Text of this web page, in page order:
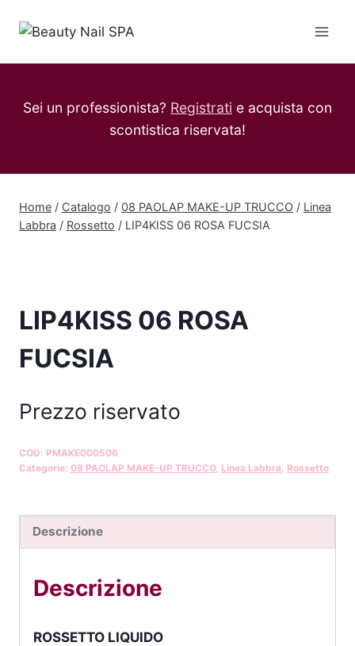
Sei un professionista? Registrati e acquista con
scontistica riservata!
Home / Catalogo / 08 PAOLAP MAKE-UP TRUCCO / Linea
Labbra / Rossetto / LIP4KISS 06 ROSA FUCSIA
LIP4KISS 06 ROSA
FUCSIA
Prezzo riservato
COD: PMAKE000506
Categorie: 08 PAOLAP MAKE-UP TRUCCO, Linea Labbra Rossetto
Descrizione
Descrizione
ROSSETTO LIQUIDO